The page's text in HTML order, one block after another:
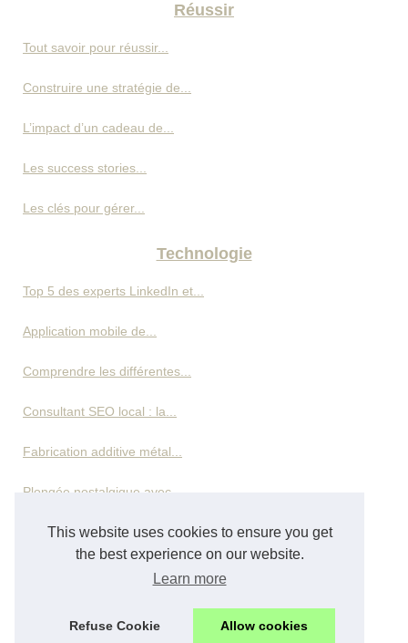
This website uses cookies to ensure you get
the best experience on our website.
Learn more
Refuse Cookie Allow cookies
Réussir
Tout savoir pour réussir...
Construire une stratégie de...
L’impact d’un cadeau de...
Les success stories...
Les clés pour gérer...
Technologie
Top 5 des experts LinkedIn et...
Application mobile de...
Comprendre les différentes...
Consultant SEO local : la...
Fabrication additive métal...
Plongée nostalgique avec...
Pourquoi ChatGPT+5 Dépasse...
Vos données personnelles...